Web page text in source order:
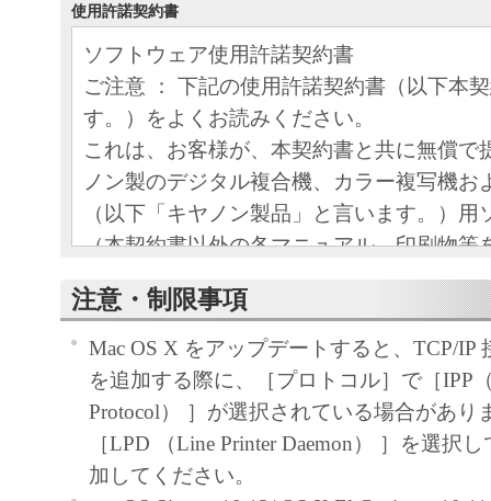
使用許諾契約書
ソフトウェア使用許諾契約書
ご注意 ： 下記の使用許諾契約書（以下本
す。）をよくお読みください。
これは、お客様が、本契約書と共に無償で
ノン製のデジタル複合機、カラー複写機お
（以下「キヤノン製品」と言います。）用
（本契約書以外の各マニュアル、印刷物等
以下「本ソフトウェア」と言います。）を
めの、お客様とキヤノン株式会社（以下キ
す。）との間の契約書です。
お客様は、『同意』を示す下記のボタンを
点、または「本ソフトウェア」のインスト
をもって、本契約書に同意したことになり
お客様が本契約書に同意できない場合、「
注意・制限事項
Mac OS X をアップデートすると、TCP/IP
を追加する際に、［プロトコル］で［IPP
Protocol） ］が選択されている場合があり
［LPD （Line Printer Daemon） ］を選択
加してください。